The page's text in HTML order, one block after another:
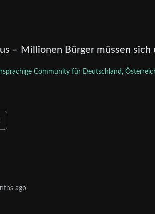
– Millionen Bürger müssen sich
Community für Deutschland,
ago